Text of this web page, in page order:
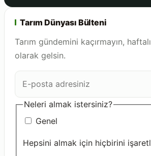
Tarım Dünyası Bülteni
Tarım gündemini kaçırmayın,
olarak gelsin.
E-
posta
adresiniz
Neleri almak istersiniz?
Genel
Hepsini almak için hiçbirini